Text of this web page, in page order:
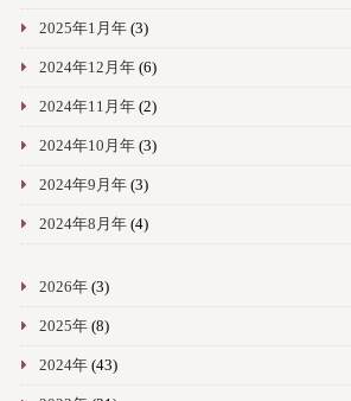
2025年1月年(3)
2024年12月年(6)
2024年11月年(2)
2024年10月年(3)
2024年9月年(3)
2024年8月年(4)
2026年(3)
2025年(8)
2024年(43)